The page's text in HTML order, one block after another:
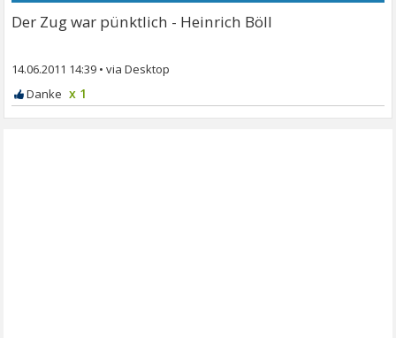
Der Zug war pünktlich - Heinrich Böll
14.06.2011 14:39 •
x 1